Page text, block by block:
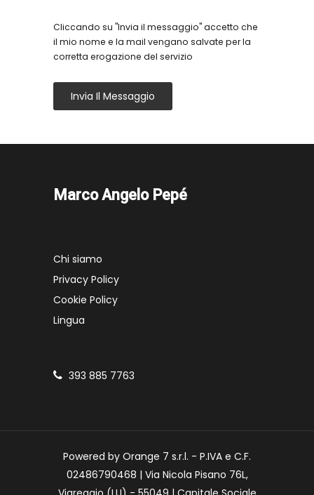
Cliccando su "Invia il messaggio" accetto che
il mio nome e la mail vengano salvate per la
corretta erogazione del servizio
Invia Il Messaggio
Marco Angelo Pepé
Chi siamo
Privacy Policy
Cookie Policy
Lingua
393 885 7763
Powered by Orange 7 s.r.l. - P.IVA e C.F.
02486790468 | Via Nicola Pisano 76L,